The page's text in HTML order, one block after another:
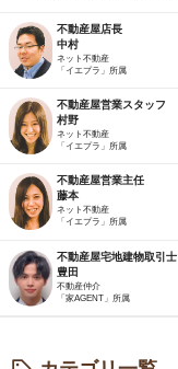
不動産屋店長
中村
ネット不動産
「イエプラ」所属
不動産屋営業スタッフ
村野
ネット不動産
「イエプラ」所属
不動産屋営業主任
藤本
ネット不動産
「イエプラ」所属
不動産屋宅地建物取引士
豊田
不動産仲介
「家AGENT」所属